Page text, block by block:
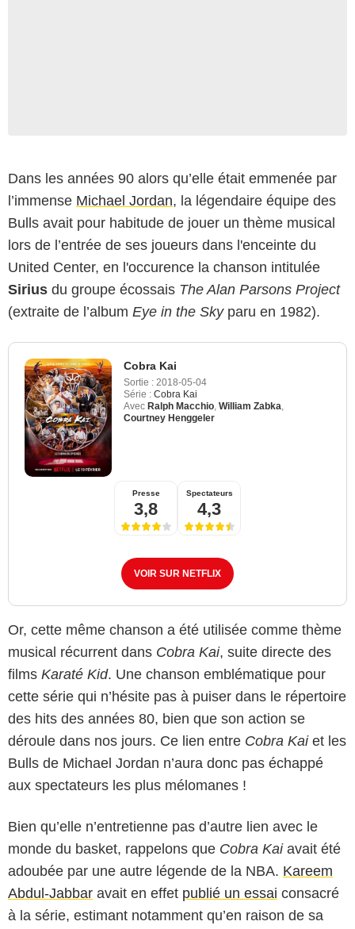
Dans les années 90 alors qu’elle était emmenée par
l’immense Michael Jordan, la légendaire équipe des
Bulls avait pour habitude de jouer un thème musical
lors de l’entrée de ses joueurs dans l'enceinte du
United Center, en l'occurence la chanson intitulée
Sirius du groupe écossais The Alan Parsons Project
(extraite de l’album Eye in the Skyparu en 1982).
Cobra Kai
Sortie : 2018-05-04
Série : Cobra Kai
Avec Ralph Macchio William Zabka
Courtney Henggeler
Presse
3,8
Spectateurs
4,3
VOIR SUR NETFLIX
Or, cette même chanson a été utilisée comme thème
musical récurrent dans Cobra Kai, suite directe des
films Karaté Kid. Une chanson emblématique pour
cette série qui n’hésite pas à puiser dans le répertoire
des hits des années 80, bien que son action se
déroule dans nos jours. Ce lien entre Cobra Kaiet les
Bulls de Michael Jordan n’aura donc pas échappé
aux spectateurs les plus mélomanes !
Bien qu’elle n’entretienne pas d’autre lien avec le
monde du basket, rappelons que Cobra Kaiavait été
adoubée par une autre légende de la NBA. Kareem
Abdul-Jabbar avait en effet publié un essai consacré
à la série, estimant notamment qu’en raison de sa